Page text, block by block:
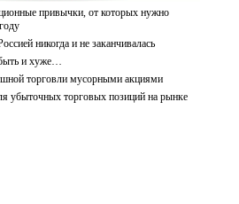
привычки, от которых нужно
никогда и не заканчивалась
и хуже…
торговли мусорными акциями
убыточных торговых позиций на рынке